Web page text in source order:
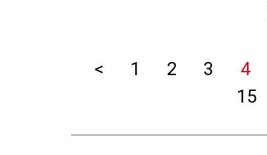
< 1 2 3 4
15